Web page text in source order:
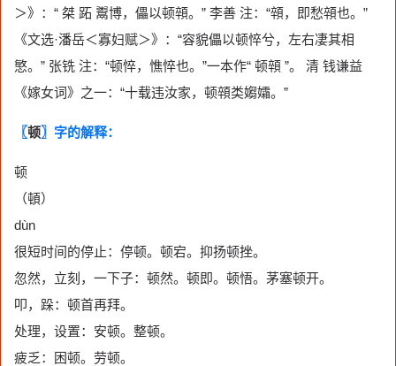
＞》：“ 桀 跖 鬻博，儡以顿顇。” 李善 注：“顇，即愁顇也。”
《文选·潘岳＜寡妇赋＞》：“容貌儡以顿悴兮，左右凄其相
慜。” 张铣 注：“顿悴，憔悴也。”一本作“ 顿顇 ”。 清 钱谦益
《嫁女词》之一：“十载违汝家，顿顇类媰孀。”
〖顿〗字的解释：
顿
（頓）
dùn
很短时间的停止：停顿。顿宕。抑扬顿挫。
忽然，立刻，一下子：顿然。顿即。顿悟。茅塞顿开。
叩，跺：顿首再拜。
处理，设置：安顿。整顿。
疲乏：困顿。劳顿。